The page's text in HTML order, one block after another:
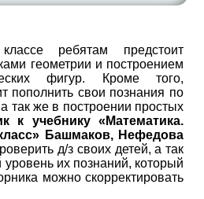
ребятам предстоит
геометрии и построением
фигур. Кроме того,
пополнить свои познания по
так же в построении простых
к учебнику «Математика.
Башмаков, Нефедова
д/з своих детей, а так
их познаний, который
можно скорректировать